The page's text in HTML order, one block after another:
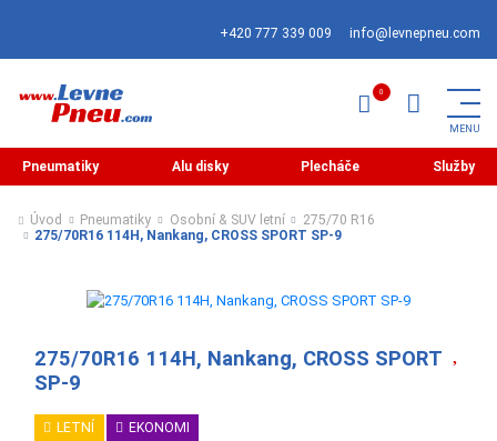
+420 777 339 009 info@levnepneu.com
Pneumatiky Alu disky Plecháče Služby
Úvod Pneumatiky Osobní & SUV letní
275/70 R16
275/70R16 114H, Nankang, CROSS SPORT SP-9
275/70R16 114H, Nankang, CROSS SPORT
SP-9
LETNÍ EKONOMI